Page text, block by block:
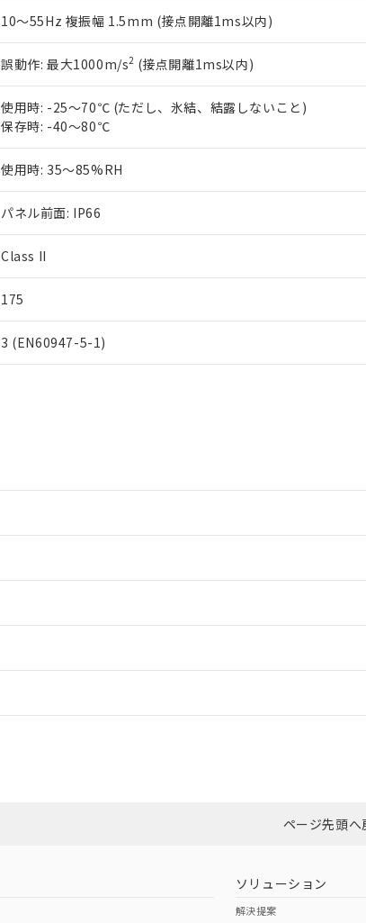
10～55Hz 複振幅 1.5mm (接点開離1ms以内)
誤動作: 最大1000m/s2 (接点開離1ms以内)
使用時: -25～70℃ (ただし、氷結、結露しないこと)
保存時: -40～80℃
使用時: 35～85%RH
パネル前面: IP66
Class II
175
3 (EN60947-5-1)
ダウンロードはこちら
混在することから備考欄に対応日を記載しておりました。
既に当社にて対応品への在庫切替を完了していることか
り割愛しております。
ページ先頭へ
ソリューション
解決提案